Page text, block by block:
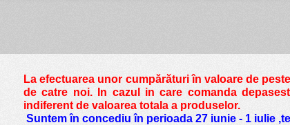
La efectuarea unor cumpărături în valoare de peste
de catre noi. In cazul in care comanda
indiferent de valoarea totala a produselor.
Suntem în concediu în perioada 27 iunie - 1 iulie